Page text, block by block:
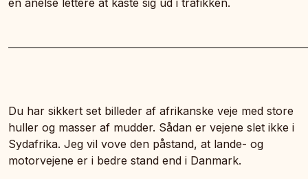
Du har sikkert set billeder af afrikanske veje med store
huller og masser af mudder. Sådan er vejene slet ikke i
Sydafrika. Jeg vil vove den påstand, at lande- og
motorvejene er i bedre stand end i Danmark.